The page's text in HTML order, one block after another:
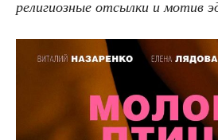
рели­ги­оз­ные отсыл­ки и мотив